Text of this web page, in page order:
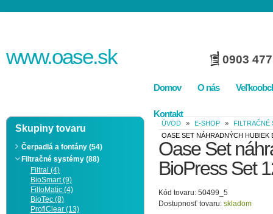
www.oase.sk 0903
Domov O nás
Kontakt
Skupiny tovaru
Čerpadlá a fontány (54)
Filtračné systémy (88)
Filtral (4)
BioSmart (9)
FiltoMatic (4)
BioTec (8)
ProfiClear (13)
ÚVOD » E-SHOP »
FILTRAČNÉ
OASE SET NÁHRADNÝCH HUBIEK
Oase Set
BioPress Set
Kód tovaru: 50499_5
Dostupnosť tovaru: skladom